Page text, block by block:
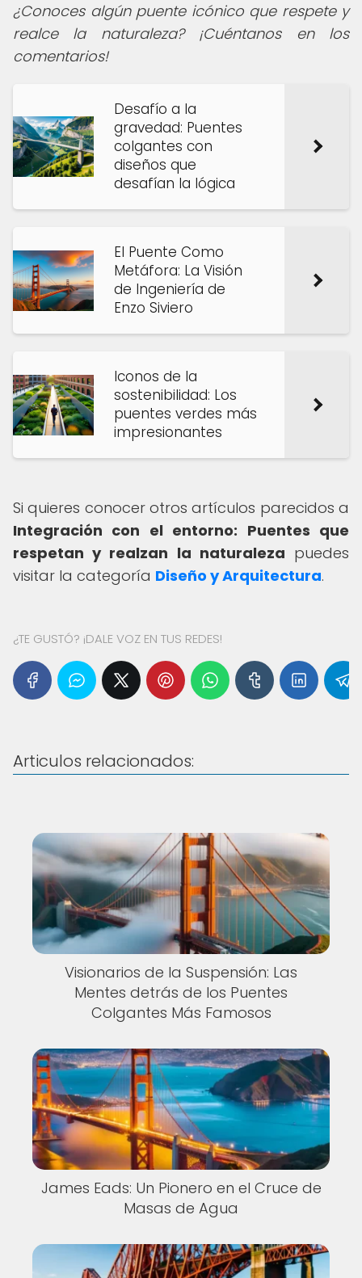
¿Conoces algún puente icónico que respete y
realce la naturaleza? ¡Cuéntanos en los
comentarios!
Desafío a la
gravedad: Puentes
colgantes con
diseños que
desafían la lógica
El Puente Como
Metáfora: La Visión
de Ingeniería de
Enzo Siviero
Iconos de la
sostenibilidad: Los
puentes verdes más
impresionantes
Si quieres conocer otros artículos parecidos a
Integración con el entorno: Puentes que
respetan y realzan la naturaleza puedes
visitar la categoría Diseño y Arquitectura.
¿TE GUSTÓ? ¡DALE VOZ EN TUS REDES!
Articulos relacionados:
Visionarios de la Suspensión: Las
Mentes detrás de los Puentes
Colgantes Más Famosos
James Eads: Un Pionero en el Cruce de
Masas de Agua